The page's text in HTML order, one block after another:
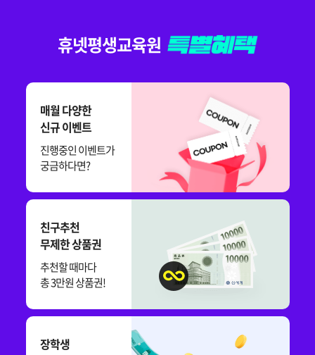
휴넷평생교육원
매월 다양한
신규 이벤트
진행중인 이벤트가
궁금하다면?
친구추천
무제한 상품권
추천할 때마다
총 3만원 상품권!
장학생